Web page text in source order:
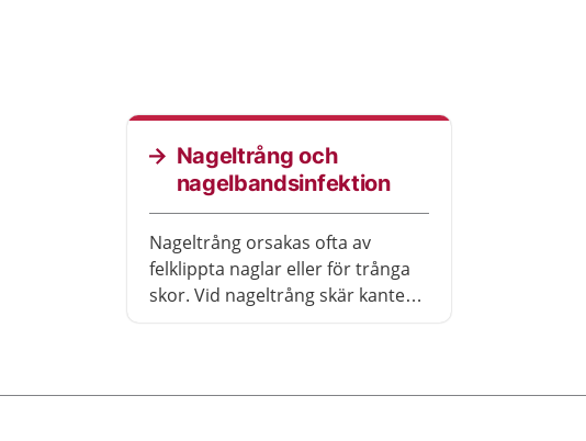
Nageltrång och
nagelbandsinfektion
Nageltrång orsakas ofta av
felklippta naglar eller för trånga
skor. Vid nageltrång skär kanten
sätt kan ett sår vid en nagel